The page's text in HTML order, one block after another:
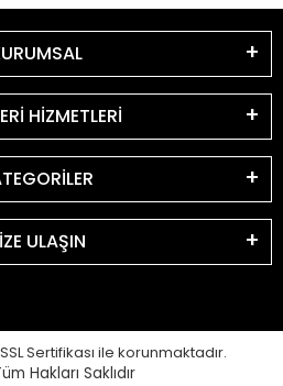
HİZMETLERİ
ULAŞIN
Sertifikası ile korunmaktadır.
Hakları Saklıdır